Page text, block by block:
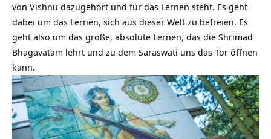
von Vishnu dazugehört und für das Lernen steht. Es geht
dabei um das Lernen, sich aus dieser Welt zu befreien. Es
geht also um das große, absolute Lernen, das die Shrimad
Bhagavatam lehrt und zu dem Saraswati uns das Tor öffnen
kann.